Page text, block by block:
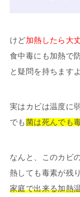
けど加熱したら大
食中毒にも加熱で
と疑問を持ちます
実はカビは温度に
でも菌は死んでも
なんと、このカビ
熱しても毒素が残
家庭で出来る加熱